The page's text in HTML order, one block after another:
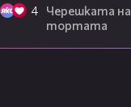
4
Черешката на
тортата